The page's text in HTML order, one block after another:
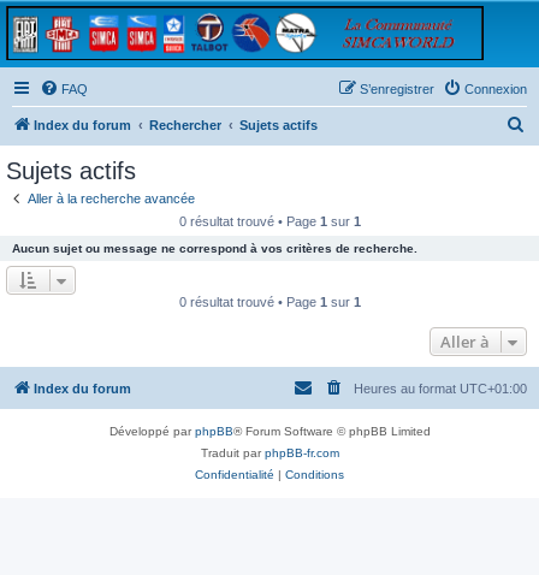
FAQ Connexion
S’enregistrer
Index du forum Rechercher Sujets actifs
e
r
Sujets actifs
Aller à la recherche avancée
0 résultat trouvé • Page 1 sur 1
Aucun sujet ou message ne correspond à vos critères de recherche.
0 résultat trouvé • Page 1 sur 1
Aller à
Index du forum Heures au format UTC+01:00
Développé parphpBB® Forum Software © phpBB Limited
Traduit parphpBB-fr.com
Confidentialité | Conditions